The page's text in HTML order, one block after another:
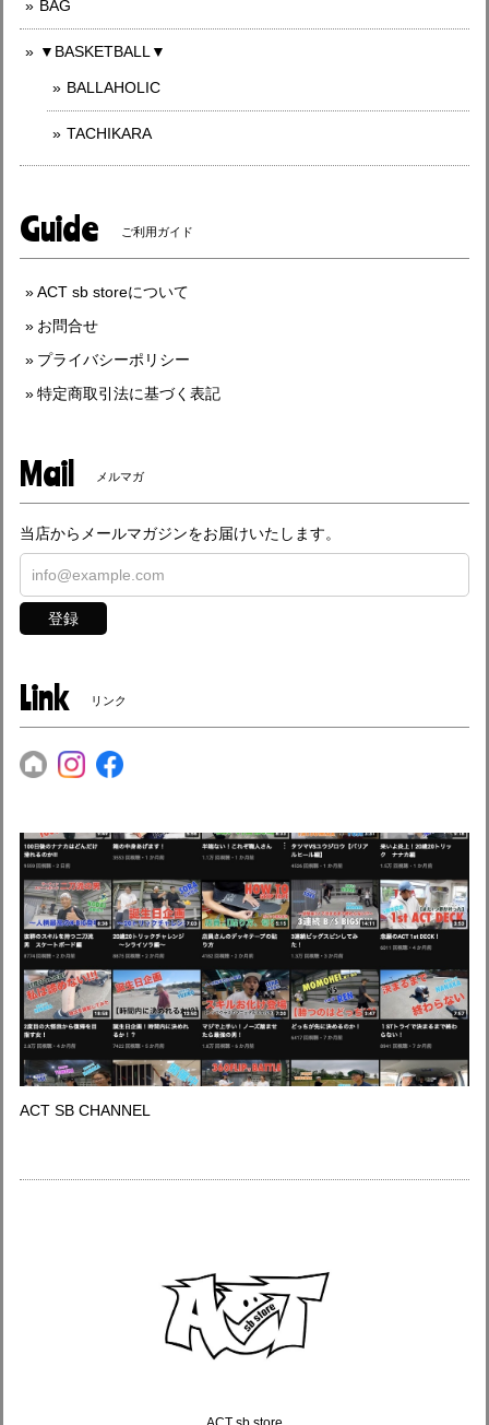
BAG
▼BASKETBALL▼
BALLAHOLIC
TACHIKARA
Guide ご利用ガイド
ACT sb storeについて
お問合せ
プライバシーポリシー
特定商取引法に基づく表記
Mail メルマガ
当店からメールマガジンをお届けいたします。
登録
Link リンク
ACT SB CHANNEL